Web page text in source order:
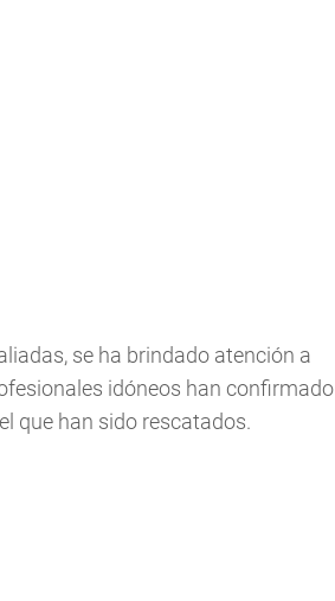
se ha brindado atención a
idóneos han confirmado
que han sido rescatados.